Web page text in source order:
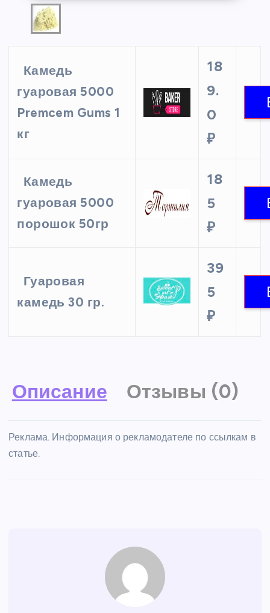
Камедь
гуаровая 5000
Premcem Gums 1
кг
18
9.
0
₽
Камедь
гуаровая 5000
порошок 50гр
18
5
₽
Гуаровая
камедь 30 гр.
39
5
₽
Описание Отзывы (0)
Реклама. Информация о рекламодателе по ссылкам в
статье.